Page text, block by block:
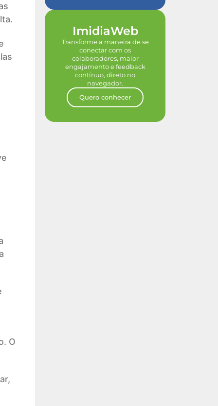
O
ImidiaWeb
Transforme a maneira de se
conectar com os
colaboradores, maior
engajamento e feedback
contínuo, direto no
navegador.
Quero conhecer